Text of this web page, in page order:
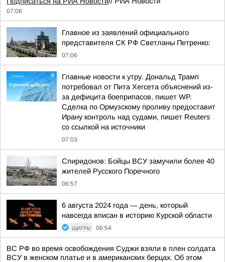
07:06
Главное из заявлений официального
представителя СК РФ Светланы Петренко:
07:06
Главные новости к утру. Дональд Трамп
потребовал от Пита Хегсета объяснений из-
за дефицита боеприпасов, пишет WP.
Сделка по Ормузскому проливу предоставит
Ирану контроль над судами, пишет Reuters
со ссылкой на источники
07:03
Спиридонов: Бойцы ВСУ замучили более 40
жителей Русского Поречного
06:57
6 августа 2024 года — день, который
навсегда вписан в историю Курской области
ЩИГРЫ 06:54
ВС РФ во время освобождения Суджи взяли в плен солдата
ВСУ в женском платье и в американских берцах. Об этом